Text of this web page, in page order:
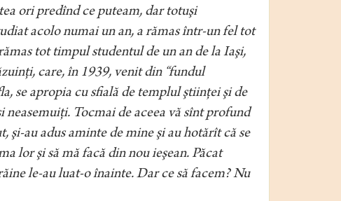
ori predînd ce puteam, dar totuşi
acolo numai un an, a rămas într-un fel tot
tot timpul studentul de un an de la Iaşi,
care, în 1939, venit din “fundul
se apropia cu sfială de templul ştiinţei şi de
Tocmai de aceea vă sînt profund
au adus aminte de mine şi au hotărît că se
lor şi să mă facă din nou ieşean. Păcat
le-au luat-o înainte. Dar ce să facem? Nu